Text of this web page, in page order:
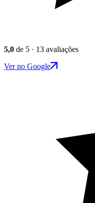
5,0 de 5 · 13 avaliações
Ver no Google